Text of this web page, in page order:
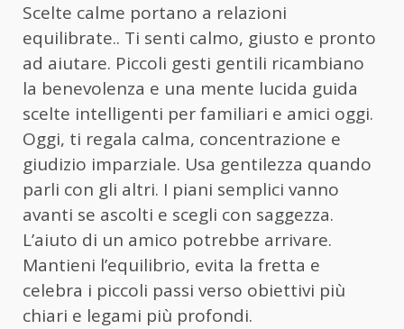
Scelte calme portano a relazioni
equilibrate.. Ti senti calmo, giusto e pronto
ad aiutare. Piccoli gesti gentili ricambiano
la benevolenza e una mente lucida guida
scelte intelligenti per familiari e amici oggi.
Oggi, ti regala calma, concentrazione e
giudizio imparziale. Usa gentilezza quando
parli con gli altri. I piani semplici vanno
avanti se ascolti e scegli con saggezza.
L’aiuto di un amico potrebbe arrivare.
Mantieni l’equilibrio, evita la fretta e
celebra i piccoli passi verso obiettivi più
chiari e legami più profondi.